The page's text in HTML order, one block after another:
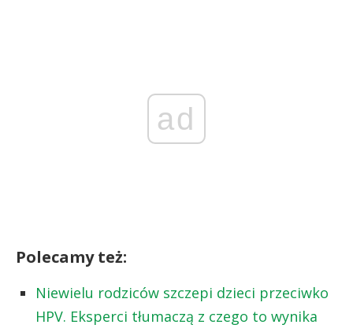
ad
Polecamy też:
Niewielu rodziców szczepi dzieci przeciwko
HPV. Eksperci tłumaczą z czego to wynika